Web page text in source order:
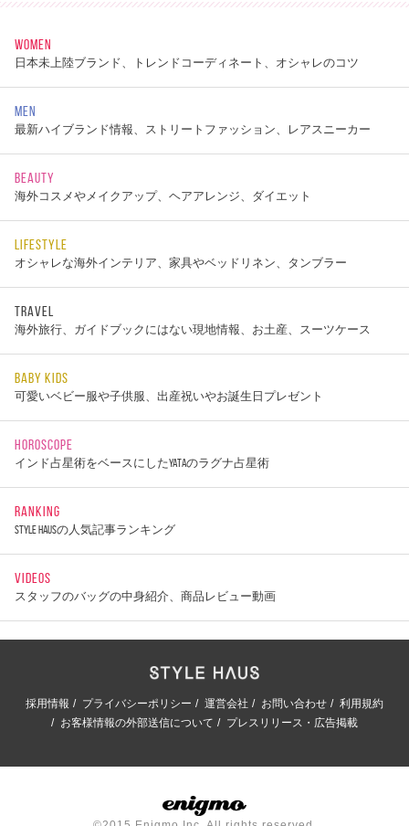
WOMEN
日本未上陸ブランド、トレンドコーディネート、オシャレのコツ
MEN
最新ハイブランド情報、ストリートファッション、レアスニーカー
BEAUTY
海外コスメやメイクアップ、ヘアアレンジ、ダイエット
LIFESTYLE
オシャレな海外インテリア、家具やベッドリネン、タンブラー
TRAVEL
海外旅行、ガイドブックにはない現地情報、お土産、スーツケース
BABY KIDS
可愛いベビー服や子供服、出産祝いやお誕生日プレゼント
HOROSCOPE
インド占星術をベースにしたYATAのラグナ占星術
RANKING
STYLE HAUSの人気記事ランキング
VIDEOS
スタッフのバッグの中身紹介、商品レビュー動画
採用情報 プライバシーポリシー 運営会社 お問い合わせ
利用規約
お客様情報の外部送信について
プレスリリース・広告掲載